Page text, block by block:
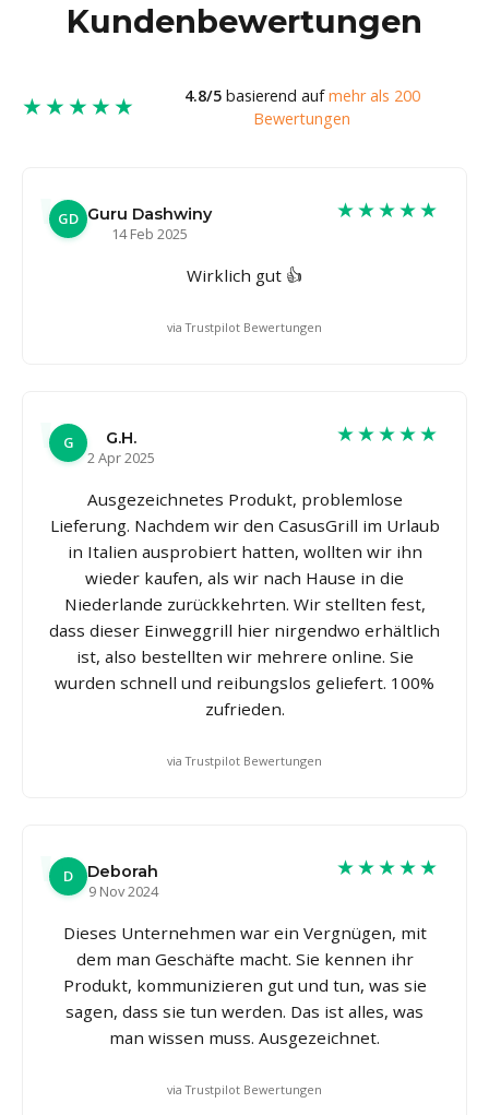
Kundenbewertungen
★★★★★ 4.8/5basierend aufmehr als 200
Bewertungen
GD Guru Dashwiny
14 Feb 2025
★★★★★
Wirklich gut 👍
via Trustpilot Bewertungen
G
G.H.
2 Apr 2025
★★★★★
Ausgezeichnetes Produkt, problemlose
Lieferung. Nachdem wir den CasusGrill im Urlaub
in Italien ausprobiert hatten, wollten wir ihn
wieder kaufen, als wir nach Hause in die
Niederlande zurückkehrten. Wir stellten fest,
dass dieser Einweggrill hier nirgendwo erhältlich
ist, also bestellten wir mehrere online. Sie
wurden schnell und reibungslos geliefert. 100%
zufrieden.
via Trustpilot Bewertungen
D
Deborah
9 Nov 2024
★★★★★
Dieses Unternehmen war ein Vergnügen, mit
dem man Geschäfte macht. Sie kennen ihr
Produkt, kommunizieren gut und tun, was sie
sagen, dass sie tun werden. Das ist alles, was
man wissen muss. Ausgezeichnet.
via Trustpilot Bewertungen